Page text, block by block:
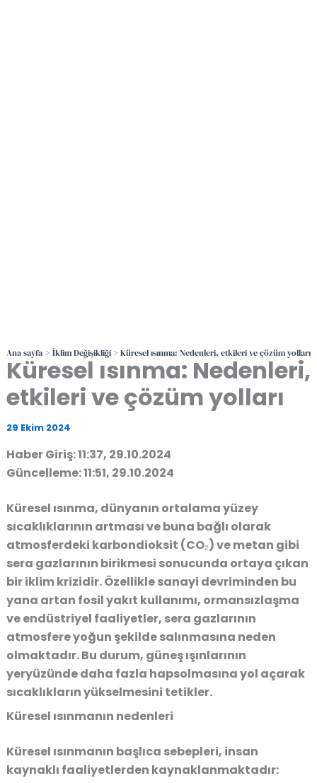
Ana sayfa İklim Değişikliği Küresel ısınma: Nedenleri, etkileri ve çözüm yolları
Küresel ısınma: Nedenleri,
etkileri ve çözüm yolları
29 Ekim 2024
Haber Giriş: 11:37, 29.10.2024
Güncelleme: 11:51, 29.10.2024
Küresel ısınma, dünyanın ortalama yüzey
sıcaklıklarının artması ve buna bağlı olarak
atmosferdeki karbondioksit (CO₂) ve metan gibi
sera gazlarının birikmesi sonucunda ortaya çıkan
bir iklim krizidir. Özellikle sanayi devriminden bu
yana artan fosil yakıt kullanımı, ormansızlaşma
ve endüstriyel faaliyetler, sera gazlarının
atmosfere yoğun şekilde salınmasına neden
olmaktadır. Bu durum, güneş ışınlarının
yeryüzünde daha fazla hapsolmasına yol açarak
sıcaklıkların yükselmesini tetikler.
Küresel ısınmanın nedenleri
Küresel ısınmanın başlıca sebepleri, insan
kaynaklı faaliyetlerden kaynaklanmaktadır: